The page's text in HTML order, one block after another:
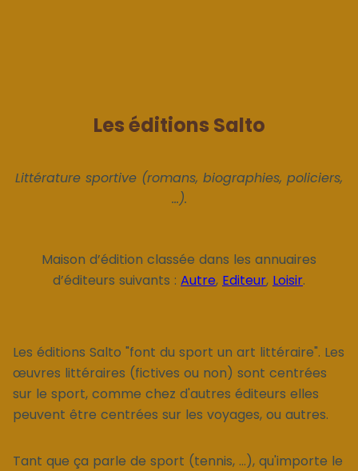
Les éditions Salto
Littérature sportive (romans, biographies, policiers,
...).
Maison d’édition classée dans les annuaires
d’éditeurs suivants : Autre, Editeur, Loisir.
Les éditions Salto "font du sport un art littéraire". Les
œuvres littéraires (fictives ou non) sont centrées
sur le sport, comme chez d'autres éditeurs elles
peuvent être centrées sur les voyages, ou autres.
Tant que ça parle de sport (tennis, ...), qu'importe le